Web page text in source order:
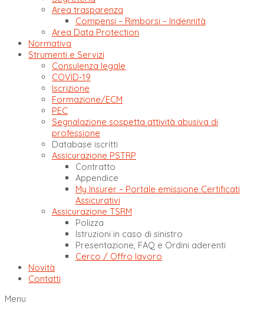
Area trasparenza
Compensi – Rimborsi – Indennità
Area Data Protection
Normativa
Strumenti e Servizi
Consulenza legale
COVID-19
Iscrizione
Formazione/ECM
PEC
Segnalazione sospetta attività abusiva di
professione
Database iscritti
Assicurazione PSTRP
Contratto
Appendice
My Insurer – Portale emissione Certificati
Assicurativi
Assicurazione TSRM
Polizza
Istruzioni in caso di sinistro
Presentazione, FAQ e Ordini aderenti
Cerco / Offro lavoro
Novità
Contatti
Menu